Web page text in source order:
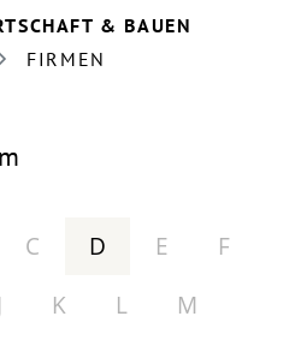
& BAUEN
FIRMEN
C D E
F
J K L
M